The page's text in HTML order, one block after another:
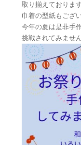
取り揃えております
巾着の型紙もござ
今年の夏は是非手
挑戦されてみませ